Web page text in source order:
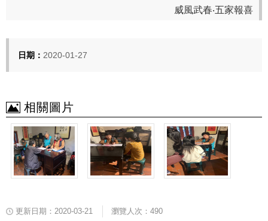
威風武春‧五家報喜
日期： 2020-01-27
相關圖片
更新日期：2020-03-21 瀏覽人次：490